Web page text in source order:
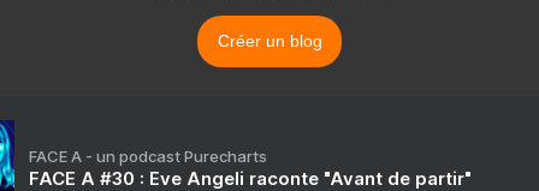
Créer un blog
FACE A - un podcast Purecharts
FACE A #30 : Eve Angeli raconte "Avant de partir"